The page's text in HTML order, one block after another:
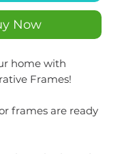
Now
home with
Frames!
frames are ready